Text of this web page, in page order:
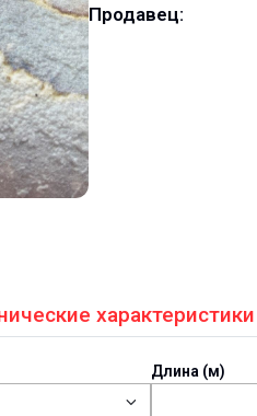
Продавец:
характеристики
Длина (м)